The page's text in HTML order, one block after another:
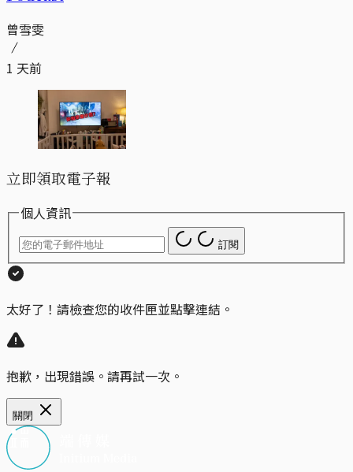
曾雪雯
1 天前
立即領取電子報
個人資訊
訂閱
太好了！請檢查您的收件匣並點擊連結。
抱歉，出現錯誤。請再試一次。
關閉